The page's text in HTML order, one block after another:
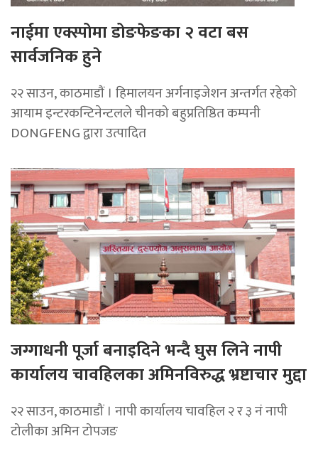
नाईमा एक्स्पोमा डोङफेङका २ वटा बस
सार्वजनिक हुने
२२ साउन, काठमाडाैं । हिमालयन अर्गनाइजेशन अन्तर्गत रहेको
आयाम इन्टरकन्टिनेन्टलले चीनको बहुप्रतिष्ठित कम्पनी
DONGFENG द्वारा उत्पादित
जग्गाधनी पूर्जा बनाइदिने भन्दै घुस लिने नापी
कार्यालय चावहिलका अमिनविरुद्ध भ्रष्टाचार मुद्दा
२२ साउन, काठमाडौं । नापी कार्यालय चावहिल २ र ३ नं नापी
टोलीका अमिन टोपजङ